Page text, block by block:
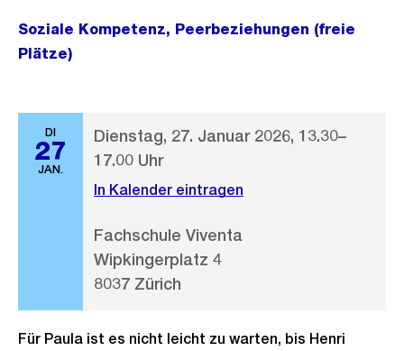
Soziale Kompetenz, Peerbeziehungen (freie
Plätze)
DI
27
JAN.
Dienstag, 27. Januar 2026, 13.30–
17.00 Uhr
In Kalender eintragen
Fachschule Viventa
Wipkingerplatz 4
8037 Zürich
Für Paula ist es nicht leicht zu warten, bis Henri